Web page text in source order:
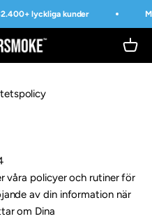
lyckliga kunder
våra policyer och rutiner för
av din information när
om Dina